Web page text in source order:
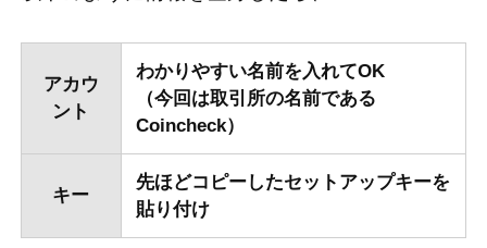
アカウ
ント
わかりやすい名前を入れてOK
（今回は取引所の名前である
Coincheck）
キー
先ほどコピーしたセットアップキーを
貼り付け